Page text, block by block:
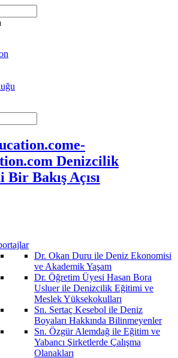
e-
Denizcilik
Bakış Açısı
Dr. Okan Duru ile Deniz Ekonomisi
ve Akademik Yaşam
Dr. Öğretim Üyesi Hasan Bora
Usluer ile Denizcilik Eğitimi ve
Meslek Yüksekokulları
Sn. Sertaç Kesebol ile Deniz
Boyaları Hakkında Bilinmeyenler
Sn. Özgür Alemdağ ile Eğitim ve
Yabancı Şirketlerde Çalışma
Olanakları